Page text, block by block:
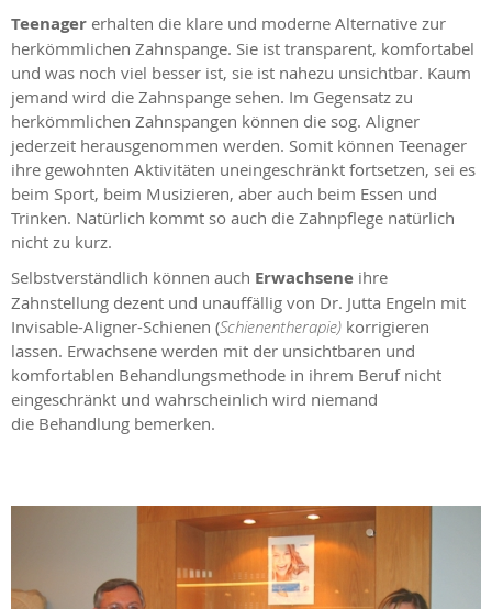
Teenager erhalten die klare und moderne Alternative zur
herkömmlichen Zahnspange. Sie ist transparent, komfortabel
und was noch viel besser ist, sie ist nahezu unsichtbar. Kaum
jemand wird die Zahnspange sehen. Im Gegensatz zu
herkömmlichen Zahnspangen können die sog. Aligner
jederzeit herausgenommen werden. Somit können Teenager
ihre gewohnten Aktivitäten uneingeschränkt fortsetzen, sei es
beim Sport, beim Musizieren, aber auch beim Essen und
Trinken. Natürlich kommt so auch die Zahnpflege natürlich
nicht zu kurz.
Selbstverständlich können auch Erwachsene ihre
Zahnstellung dezent und unauffällig von Dr. Jutta Engeln mit
Invisable-Aligner-Schienen (Schienentherapie) korrigieren
lassen. Erwachsene werden mit der unsichtbaren und
komfortablen Behandlungsmethode in ihrem Beruf nicht
eingeschränkt und wahrscheinlich wird niemand
die Behandlung bemerken.